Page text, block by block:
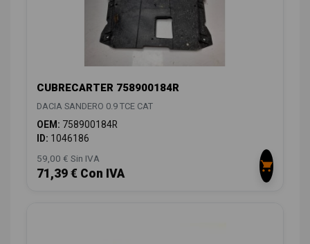
CUBRECARTER 758900184R
DACIA SANDERO 0.9 TCE CAT
OEM: 758900184R
ID: 1046186
59,00 € Sin IVA
71,39 € Con IVA